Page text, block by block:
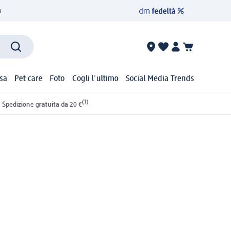
Pet care Foto Cogli l'ultimo Social Media Trends
Spedizione gratuita da 20 €(1)